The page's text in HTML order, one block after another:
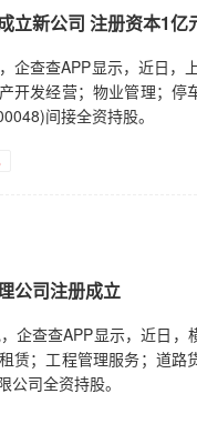
立新公司 注册资本1亿
企查查APP显示，近日，
开发经营；物业管理；
间接全资持股。
公司注册成立
企查查APP显示，近日
赁；工程管理服务；道
公司全资持股。